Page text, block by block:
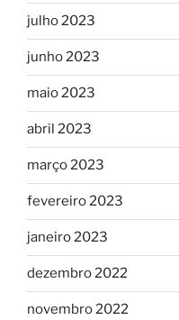
julho 2023
junho 2023
maio 2023
abril 2023
março 2023
fevereiro 2023
janeiro 2023
dezembro 2022
novembro 2022